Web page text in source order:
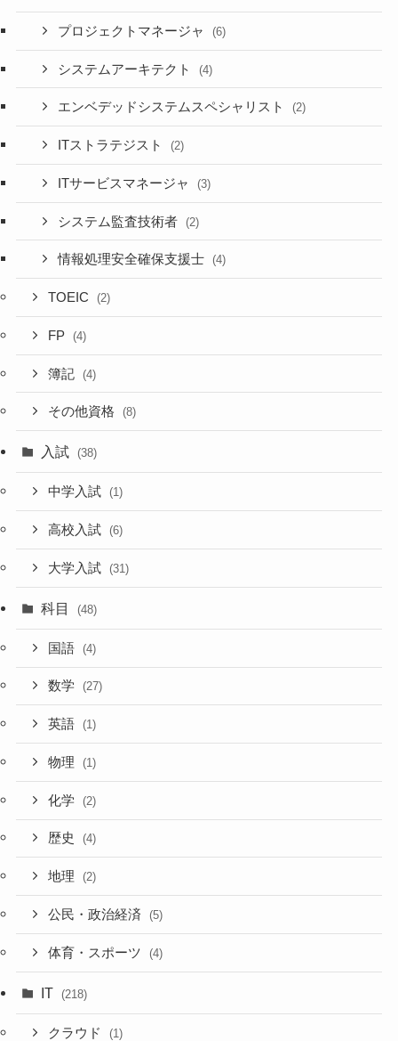
プロジェクトマネージャ (6)
システムアーキテクト (4)
エンベデッドシステムスペシャリスト (2)
ITストラテジスト (2)
ITサービスマネージャ (3)
システム監査技術者 (2)
情報処理安全確保支援士 (4)
TOEIC (2)
FP (4)
簿記 (4)
その他資格 (8)
入試 (38)
中学入試 (1)
高校入試 (6)
大学入試 (31)
科目 (48)
国語 (4)
数学 (27)
英語 (1)
物理 (1)
化学 (2)
歴史 (4)
地理 (2)
公民・政治経済 (5)
体育・スポーツ (4)
IT (218)
クラウド (1)